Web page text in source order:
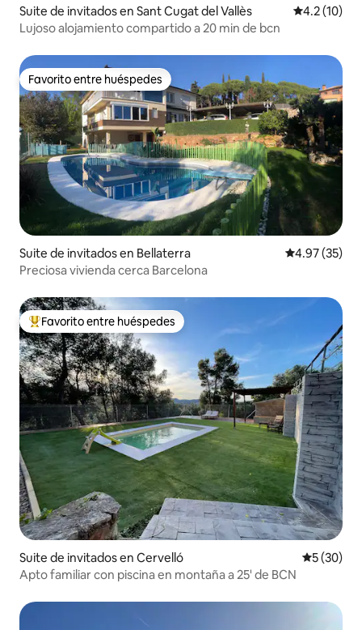
Suite de invitados en Sant Cugat del Vallès Calificación
4.2 (10)
Lujoso alojamiento compartido a 20 min de bcn
Favorito entre huéspedes
Favorito entre huéspedes
Suite de invitados en Bellaterra Calificación
4.97 (35)
Preciosa vivienda cerca Barcelona
Favorito entre huéspedes preferido
Favorito entre huéspedes
Suite de invitados en Cervelló
5 (30)
Apto familiar con piscina en montaña a 25' de BCN